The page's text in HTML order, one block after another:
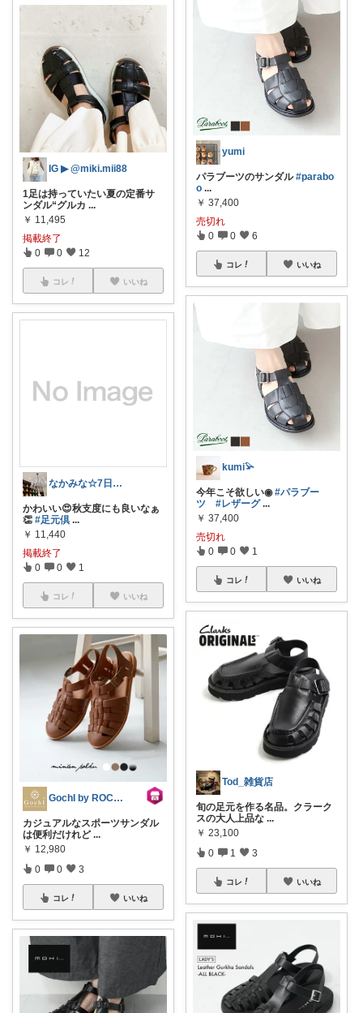
IG ▶︎ @miki.mii88
1足は持っていたい夏の定番サ
ンダル“グルカ ...
￥ 11,495
掲載終了
0 0 12
コレ いいね
なかみな☆7日購入ありがとうございます
かわいい😍秋支度にも良いなぁ
👏 #足元倶 ...
￥ 11,440
掲載終了
0 0 1
コレ いいね
GochI by ROCOCO
カジュアルなスポーツサンダル
は便利だけれど ...
￥ 12,980
0 0 3
コレ いいね
yumi
パラブーツのサンダル#parabo
o ...
￥ 37,400
売切れ
0 0 6
コレ いいね
kumi𓅫
今年こそ欲しい◉#パラブー
ツ
#レザーグ ...
￥ 37,400
売切れ
0 0 1
コレ いいね
Tod_雑貨店
旬の足元を作る名品。クラーク
スの大人上品な ...
￥ 23,100
0 1 3
コレ いいね